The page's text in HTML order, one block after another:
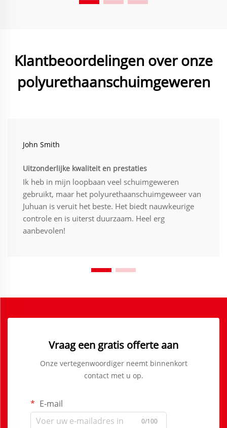
Klantbeoordelingen over onze
polyurethaanschuimgeweren
John Smith
Uitzonderlijke kwaliteit en prestaties
Ik heb in mijn loopbaan veel schuimgeweren
gebruikt, maar het polyurethaanschuimgeweer van
Juhuan is veruit het beste. Het biedt nauwkeurige
controle en is uiterst duurzaam. Heel erg
aanbevolen!
Vraag een gratis offerte aan
Onze vertegenwoordiger neemt binnenkort
contact met u op.
E-mail
0/100